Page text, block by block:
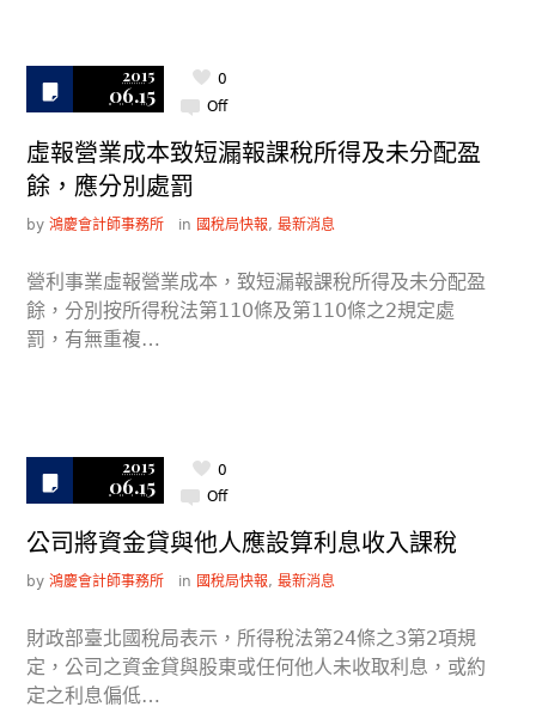
2015
06.15 Off
0
虛報營業成本致短漏報課稅所得及未分配盈
餘，應分別處罰
by鴻慶會計師事務所 in 國稅局快報,最新消息
營利事業虛報營業成本，致短漏報課稅所得及未分配盈
餘，分別按所得稅法第110條及第110條之2規定處
罰，有無重複…
2015
06.15 Off
0
公司將資金貸與他人應設算利息收入課稅
by鴻慶會計師事務所 in 國稅局快報,最新消息
財政部臺北國稅局表示，所得稅法第24條之3第2項規
定，公司之資金貸與股東或任何他人未收取利息，或約
定之利息偏低…